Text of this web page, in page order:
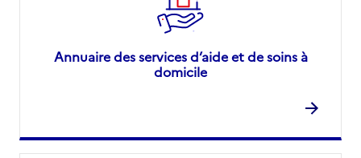
Annuaire des services d’aide et de soins à
domicile